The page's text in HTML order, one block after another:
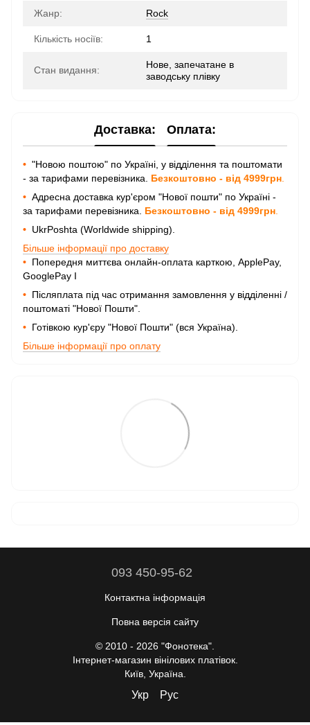
Жанр: Rock
Кількість носіїв: 1
Стан видання:
Нове, запечатане в
заводську плівку
Доставка: Оплата:
• "Новою поштою" по Україні, у відділення та поштомати
- за тарифами перевізника. Безкоштовно - від 4999грн
• Адресна доставка кур'єром "Нової пошти" по Україні -
за тарифами перевізника. Безкоштовно - від 4999грн
• UkrPoshta (Worldwide shipping).
Більше інформації про доставку
• Попередня миттєва онлайн-оплата карткою, ApplePay,
GooglePay I
• Післяплата під час отримання замовлення у відділенні /
поштоматі "Нової Пошти".
• Готівкою кур'єру "Нової Пошти" (вся Україна).
Більше інформації про оплату
093 450-95-62
Контактна інформація
Повна версія сайту
© 2010 - 2026 "Фонотека".
Інтернет-магазин вінілових платівок.
Київ, Україна.
Укр Рус